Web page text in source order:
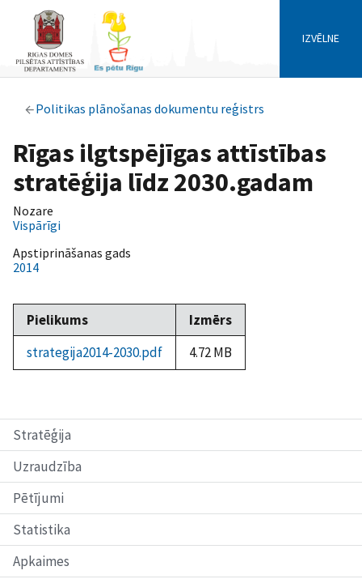
IZVĒLNE
Politikas plānošanas dokumentu reģistrs
Stratēģija
Uzraudzība
Pētījumi
Statistika
Apkaimes
Rīgas ilgtspējīgas attīstības
stratēģija līdz 2030.gadam
Nozare
Vispārīgi
Apstiprināšanas gads
2014
Pielikums
Izmērs
strategija2014-2030.pdf
4.72 MB